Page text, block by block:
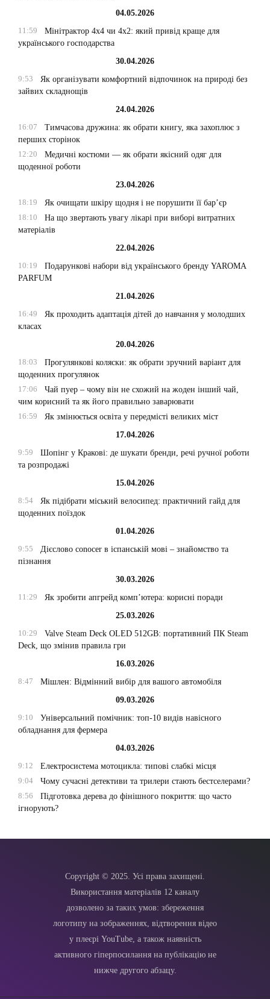
04.05.2026
11:59
Мінітрактор 4х4 чи 4х2: який привід краще для
українського господарства
30.04.2026
9:53
Як організувати комфортний відпочинок на природі без
зайвих складнощів
24.04.2026
16:07
Тимчасова дружина: як обрати книгу, яка захоплює з
перших сторінок
12:20
Медичні костюми — як обрати якісний одяг для
щоденної роботи
23.04.2026
18:19
Як очищати шкіру щодня і не порушити її бар’єр
18:10
На що звертають увагу лікарі при виборі витратних
матеріалів
22.04.2026
10:19
Подарункові набори від українського бренду YAROMA
PARFUM
21.04.2026
16:49
Як проходить адаптація дітей до навчання у молодших
класах
20.04.2026
18:03
Прогулянкові коляски: як обрати зручний варіант для
щоденних прогулянок
17:06
Чай пуер – чому він не схожий на жоден інший чай,
чим корисний та як його правильно заварювати
16:59
Як змінюється освіта у передмісті великих міст
17.04.2026
9:59
Шопінг у Кракові: де шукати бренди, речі ручної роботи
та розпродажі
15.04.2026
8:54
Як підібрати міський велосипед: практичний гайд для
щоденних поїздок
01.04.2026
9:55
Дієслово conocer в іспанській мові – знайомство та
пізнання
30.03.2026
11:29
Як зробити апгрейд комп’ютера: корисні поради
25.03.2026
10:29
Valve Steam Deck OLED 512GB: портативний ПК Steam
Deck, що змінив правила гри
16.03.2026
8:47
Мішлен: Відмінний вибір для вашого автомобіля
09.03.2026
9:10
Універсальний помічник: топ-10 видів навісного
обладнання для фермера
04.03.2026
9:12
Електросистема мотоцикла: типові слабкі місця
9:04
Чому сучасні детективи та трилери стають бестселерами?
8:56
Підготовка дерева до фінішного покриття: що часто
ігнорують?
Copyright © 2025. Усі права захищені.
Використання матеріалів 12 каналу
дозволено за таких умов: збереження
логотипу на зображеннях, відтворення відео
у плеєрі YouTube, а також наявність
активного гіперпосилання на публікацію не
нижче другого абзацу.